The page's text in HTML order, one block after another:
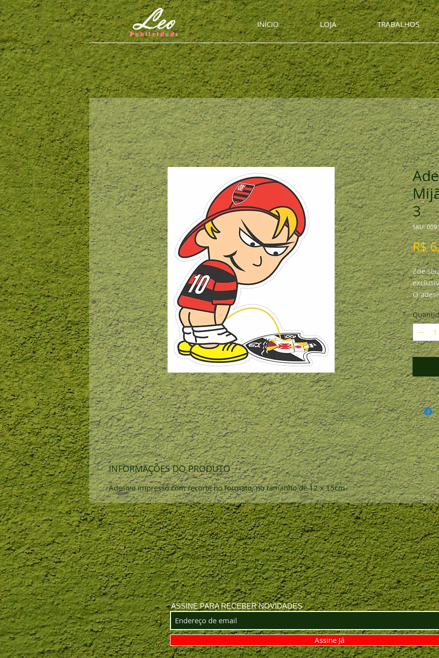
INÍCIO LOJA TRABALHOS
3
SKU:
R$
Zoe
O
3,
INFORMAÇÕES DO PRODUTO
Adesivo impresso com recorte no formato, no tamanho de 12 x 15cm
ASSINE PARA RECEBER NOVIDADES
Assine Já